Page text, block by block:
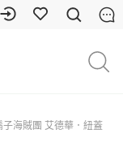
海賊團 艾德華．紐蓋